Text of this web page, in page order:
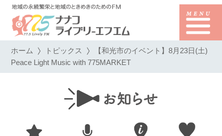
ホーム トピックス 【和光市のイベント】8月23日(土)
Peace Light Music with 775MARKET